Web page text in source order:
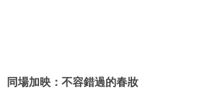
同場加映：不容錯過的春妝